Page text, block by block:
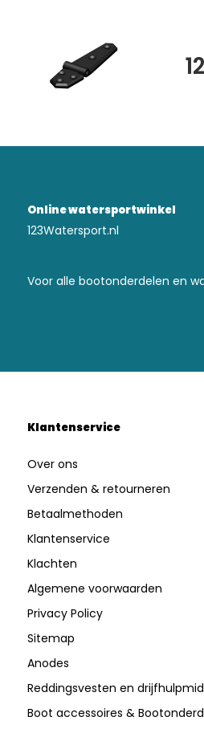
Online watersportwinkel
123Watersport.nl
Voor alle bootonderdelen en
Klantenservice
Over ons
Verzenden & retourneren
Betaalmethoden
Klantenservice
Klachten
Algemene voorwaarden
Privacy Policy
Sitemap
Anodes
Reddingsvesten en
Boot accessoires &